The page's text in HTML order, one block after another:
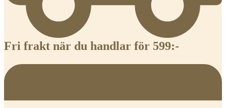
Fri frakt när du handlar för 599:-